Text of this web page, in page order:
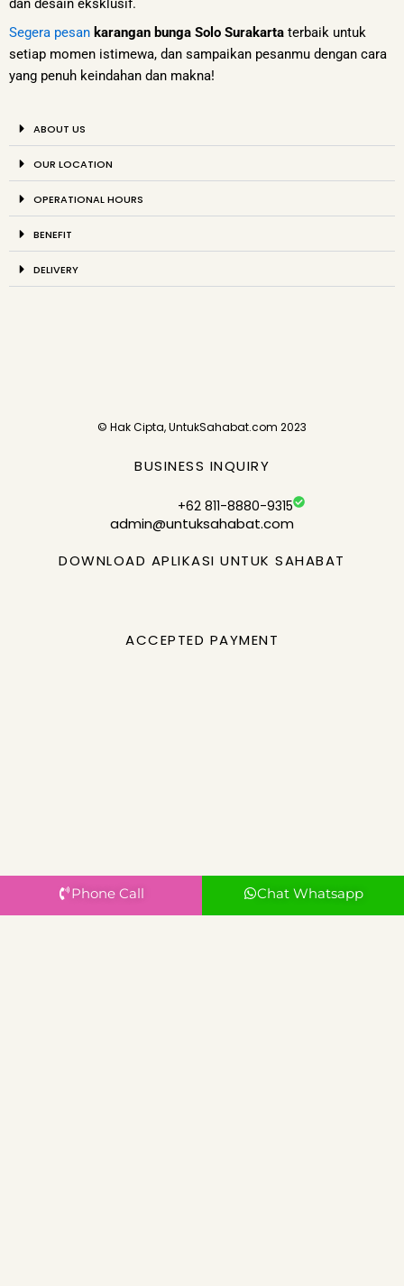
dan desain eksklusif.
Segera pesan karangan bunga Solo Surakarta terbaik untuk
setiap momen istimewa, dan sampaikan pesanmu dengan cara
yang penuh keindahan dan makna!
ABOUT US
OUR LOCATION
OPERATIONAL HOURS
BENEFIT
DELIVERY
© Hak Cipta, UntukSahabat.com 2023
BUSINESS INQUIRY
+62 811-8880-9315
admin@untuksahabat.com
DOWNLOAD APLIKASI UNTUK SAHABAT
ACCEPTED PAYMENT
Phone Call Chat Whatsapp